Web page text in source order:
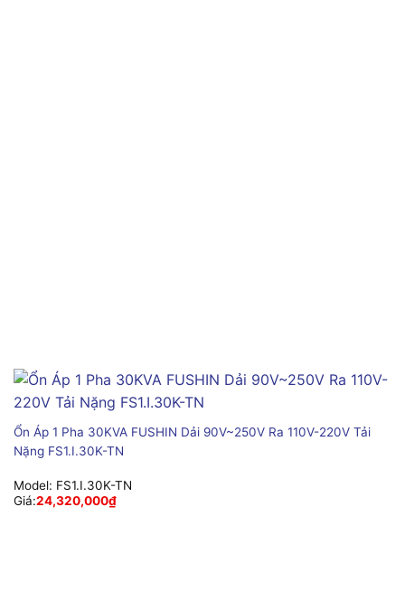
Ổn Áp 1 Pha 30KVA FUSHIN Dải 90V~250V Ra 110V-220V Tải
Nặng FS1.I.30K-TN
Model: FS1.I.30K-TN
Giá:24,320,000₫